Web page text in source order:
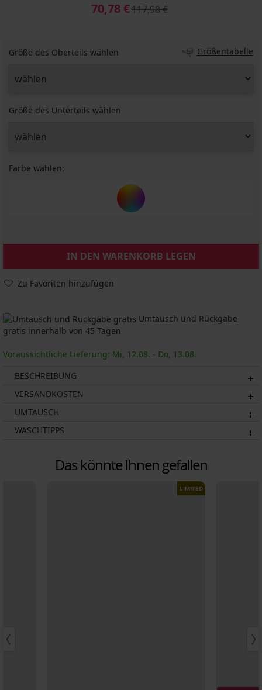
70,78 €117,98 €
Größe des Oberteils wählen Größentabelle
Größe des Unterteils wählen
Farbe wählen:
IN DEN WARENKORB LEGEN
Zu Favoriten hinzufügen
Umtausch und Rückgabe
gratis innerhalb von 45 Tagen
Voraussichtliche Lieferung: Mi, 12.08. - Do, 13.08.
BESCHREIBUNG
VERSANDKOSTEN
UMTAUSCH
WASCHTIPPS
Das könnte Ihnen gefallen
LIMITED